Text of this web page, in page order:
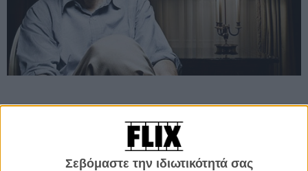
Σεβόμαστε την ιδιωτικότητά σας
Προσθέστε το Flix στις προτιμήσεις σας στο
Google